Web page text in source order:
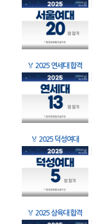
🏅 2025 연세대 합격
🏅 2025 덕성여대
🏅 2025 삼육대 합격